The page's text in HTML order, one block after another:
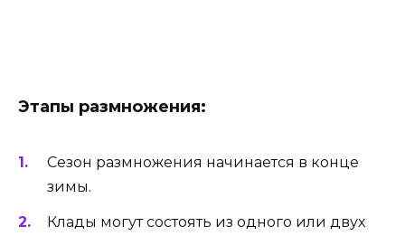
Этапы размножения:
Сезон размножения начинается в конце
зимы.
Клады могут состоять из одного или двух